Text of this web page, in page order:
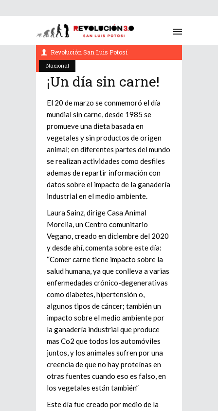
Nacional
marzo 23, 2022
Revolución San Luis Potosí
¡Un día sin carne!
El 20 de marzo se conmemoró el día
mundial sin carne, desde 1985 se
promueve una dieta basada en
vegetales y sin productos de origen
animal; en diferentes partes del mundo
se realizan actividades como desfiles
ademas de repartir información con
datos sobre el impacto de la ganadería
industrial en el medio ambiente.
Laura Sainz, dirige Casa Animal
Morelia, un Centro comunitario
Vegano, creado en diciembre del 2020
y desde ahí, comenta sobre este día:
“Comer carne tiene impacto sobre la
salud humana, ya que conlleva a varias
enfermedades crónico-degenerativas
como diabetes, hipertensión o,
algunos tipos de cáncer; también un
impacto sobre el medio ambiente por
la ganadería industrial que produce
mas Co2 que todos los automóviles
juntos, y los animales sufren por una
creencia de que no hay proteínas en
otras fuentes cuando eso es falso, en
los vegetales están también”
Este día fue creado por medio de la